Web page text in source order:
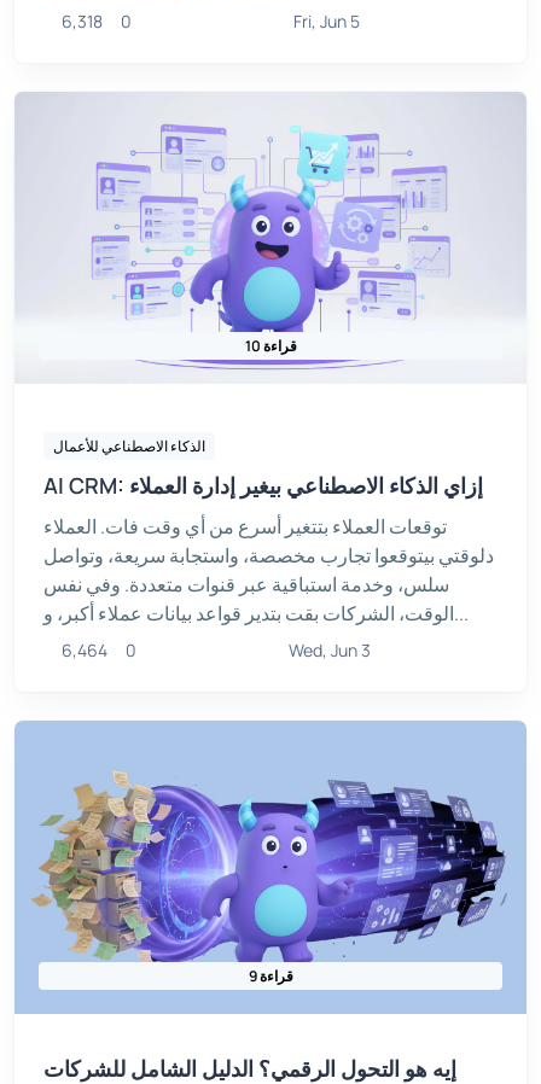
6,318 0 Fri, Jun 5
10 قراءة
الذكاء الاصطناعي للأعمال
AI CRM: إزاي الذكاء الاصطناعي بيغير إدارة العملاء
توقعات العملاء بتتغير أسرع من أي وقت فات. العملاء
دلوقتي بيتوقعوا تجارب مخصصة، واستجابة سريعة، وتواصل
سلس، وخدمة استباقية عبر قنوات متعددة. وفي نفس
الوقت، الشركات بقت بتدير قواعد بيانات عملاء أكبر، و...
6,464 0 Wed, Jun 3
9 قراءة
إيه هو التحول الرقمي؟ الدليل الشامل للشركات